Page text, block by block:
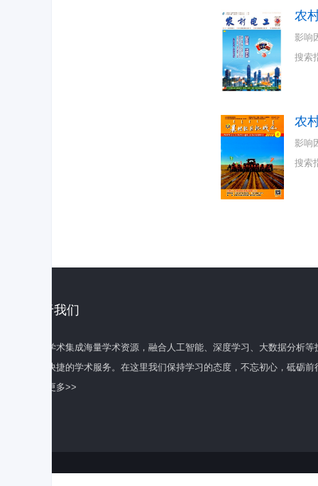
农
影响
搜索
农
影响
搜索
关于我们
百度学术集成海量学术资源，融合人工智能、深度学习、大数据分析
全面快捷的学术服务。在这里我们保持学习的态度，不忘初心，砥砺前
了解更多>>